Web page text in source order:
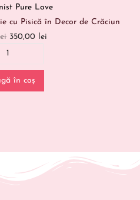
Pure Love
cu Pisică în Decor de Crăciun
350,00 lei
în coș